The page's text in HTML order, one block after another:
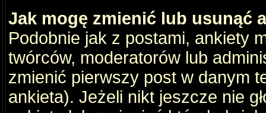
Jak mogę zmienić lub usunąć
Podobnie jak z postami, ankiety
twórców, moderatorów lub
zmienić pierwszy post w danym
ankieta). Jeżeli nikt jeszcze nie